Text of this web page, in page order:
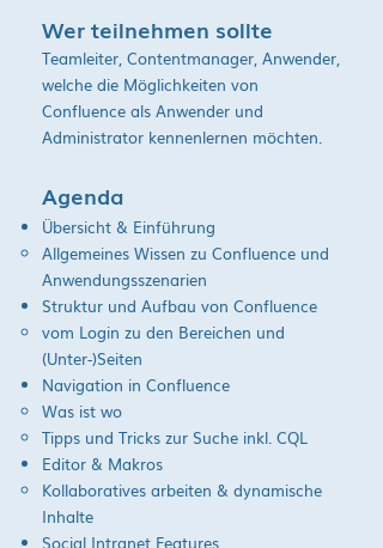
Wer teilnehmen sollte
Teamleiter, Contentmanager, Anwender,
welche die Möglichkeiten von
Confluence als Anwender und
Administrator kennenlernen möchten.
Agenda
Übersicht & Einführung
Allgemeines Wissen zu Confluence und
Anwendungsszenarien
Struktur und Aufbau von Confluence
vom Login zu den Bereichen und
(Unter-)Seiten
Navigation in Confluence
Was ist wo
Tipps und Tricks zur Suche inkl. CQL
Editor & Makros
Kollaboratives arbeiten & dynamische
Inhalte
Social Intranet Features